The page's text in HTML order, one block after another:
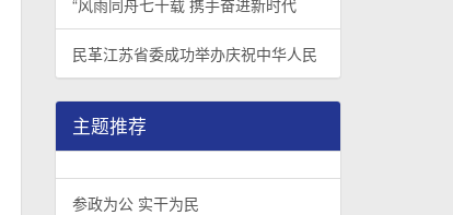
“风雨同舟七十载 携手奋进新时代
民革江苏省委成功举办庆祝中华人民
主题推荐
参政为公 实干为民